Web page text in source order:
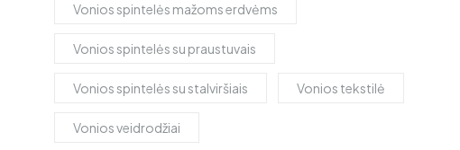
Vonios spintelės mažoms erdvėms
Vonios spintelės su praustuvais
Vonios spintelės su stalviršiais Vonios tekstilė
Vonios veidrodžiai